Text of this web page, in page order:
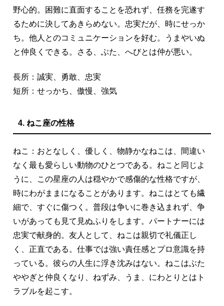
野心的。困難に直面することを恐れず、任務を完遂す
るために決してあきらめない。忠実だが、時にせっか
ち。他人とのコミュニケーションを好む。うまやいぬ
と仲良くできる。さる、ぶた、へびとは仲が悪い。
長所：誠実、勇敢、忠実
短所：せっかち、傲慢、強気
4. ねこ座の性格
ねこ：おとなしく、優しく、物静かなねこは、間違い
なく最も愛らしい動物のひとつである。ねこと同じよ
うに、この星座の人は穏やかで感傷的な性格ですが、
時にわがままになることがあります。ねこはとても繊
細で、すぐに傷つく。普段は争いに巻き込まれず、争
いがあっても見て見ぬふりをします。パートナーには
忠実で献身的。友人として、ねこは親切で礼儀正し
く、正直である。仕事では強い責任感とプロ意識を持
っている。彼らの人生に浮き沈みはない。ねこはぶた
ややぎと仲良くなり、ねずみ、うま、にわとりとはト
ラブルを起こす。